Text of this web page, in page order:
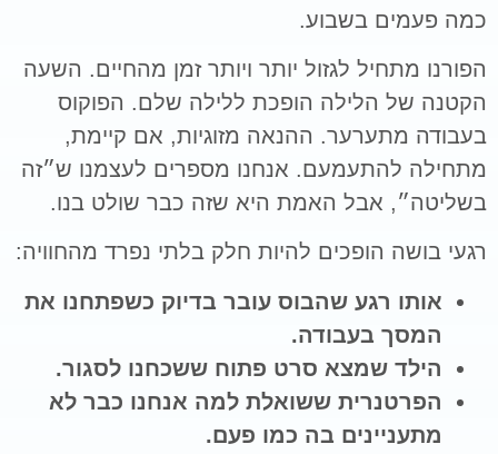
כמה פעמים בשבוע.
הפורנו מתחיל לגזול יותר ויותר זמן מהחיים. השעה
הקטנה של הלילה הופכת ללילה שלם. הפוקוס
בעבודה מתערער. ההנאה מזוגיות, אם קיימת,
מתחילה להתעמעם. אנחנו מספרים לעצמנו ש״זה
בשליטה״, אבל האמת היא שזה כבר שולט בנו.
רגעי בושה הופכים להיות חלק בלתי נפרד מהחוויה:
אותו רגע שהבוס עובר בדיוק כשפתחנו את
המסך בעבודה.
הילד שמצא סרט פתוח ששכחנו לסגור.
הפרטנרית ששואלת למה אנחנו כבר לא
מתעניינים בה כמו פעם.